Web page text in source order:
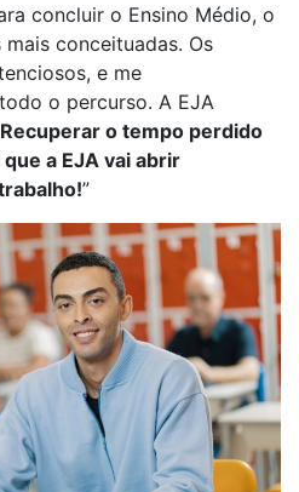
concluir o Ensino Médio, o
mais conceituadas. Os
e me
o percurso. A EJA
Recuperar o tempo perdido
que a EJA vai abrir
!”